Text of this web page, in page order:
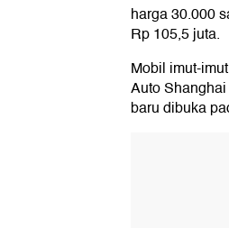
harga 30.000
Rp 105,5 juta.
Mobil imut-
Auto
baru dibuka